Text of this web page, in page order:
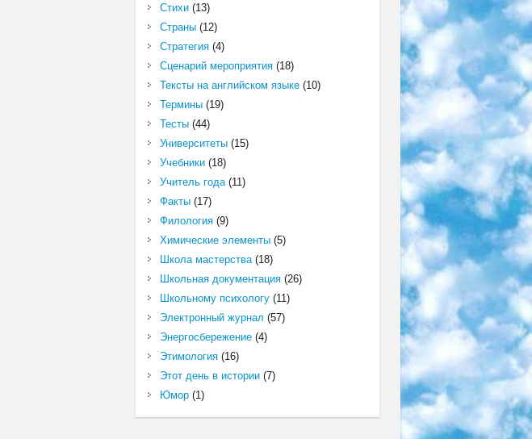
Стихи(13)
Страны(12)
Стратегия(4)
Сценарий мероприятия(18)
Тексты на английском языке(10)
Термины(19)
Тесты(44)
Университеты(15)
Учебники(18)
Учитель года(11)
Факты(17)
Филология(9)
Химические элементы(5)
Школа мастерства(18)
Школьная документация(26)
Школьному психологу(11)
Электронный журнал (57)
Энергосбережение(4)
Этимология(16)
Этот день в истории(7)
Юмор(1)